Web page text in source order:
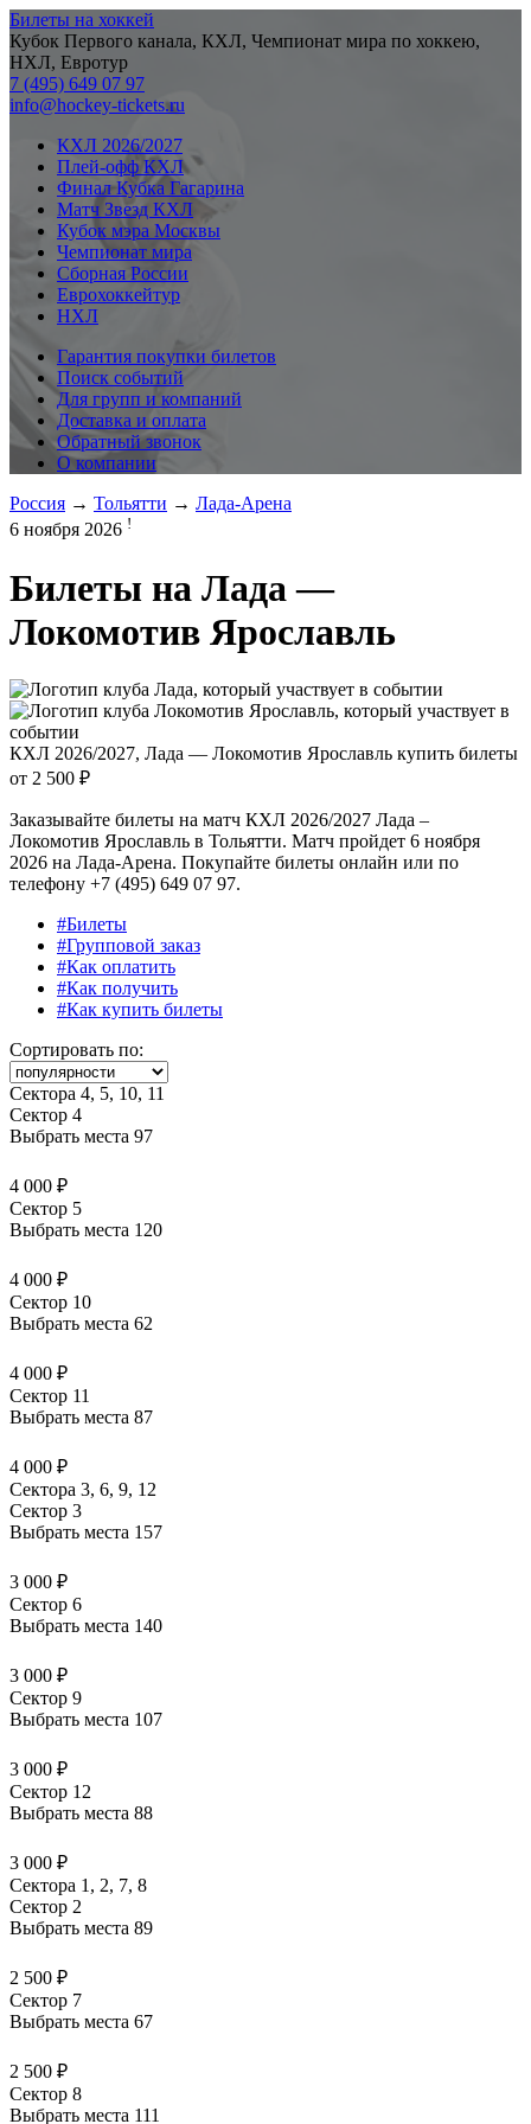
Билеты на хоккей
Кубок Первого канала, КХЛ, Чемпионат мира по хоккею,
НХЛ, Евротур
7 (495) 649 07 97
info@hockey-tickets.ru
КХЛ 2026/2027
Плей-офф КХЛ
Финал Кубка Гагарина
Матч Звезд КХЛ
Кубок мэра Москвы
Чемпионат мира
Сборная России
Еврохоккейтур
НХЛ
Гарантия покупки билетов
Поиск событий
Для групп и компаний
Доставка и оплата
Обратный звонок
О компании
Россия → Тольятти → Лада-Арена
6 ноября 2026 !
Билеты на Лада —
Локомотив Ярославль
КХЛ 2026/2027, Лада — Локомотив Ярославль купить билеты
от 2 500 ₽
Заказывайте билеты на матч КХЛ 2026/2027 Лада –
Локомотив Ярославль в Тольятти. Матч пройдет 6 ноября
2026 на Лада-Арена. Покупайте билеты онлайн или по
телефону +7 (495) 649 07 97.
#Билеты
#Групповой заказ
#Как оплатить
#Как получить
#Как купить билеты
Сортировать по:
Сектора 4, 5, 10, 11
Сектор 4
Выбрать места 97
4 000 ₽
Сектор 5
Выбрать места 120
4 000 ₽
Сектор 10
Выбрать места 62
4 000 ₽
Сектор 11
Выбрать места 87
4 000 ₽
Сектора 3, 6, 9, 12
Сектор 3
Выбрать места 157
3 000 ₽
Сектор 6
Выбрать места 140
3 000 ₽
Сектор 9
Выбрать места 107
3 000 ₽
Сектор 12
Выбрать места 88
3 000 ₽
Сектора 1, 2, 7, 8
Сектор 2
Выбрать места 89
2 500 ₽
Сектор 7
Выбрать места 67
2 500 ₽
Сектор 8
Выбрать места 111